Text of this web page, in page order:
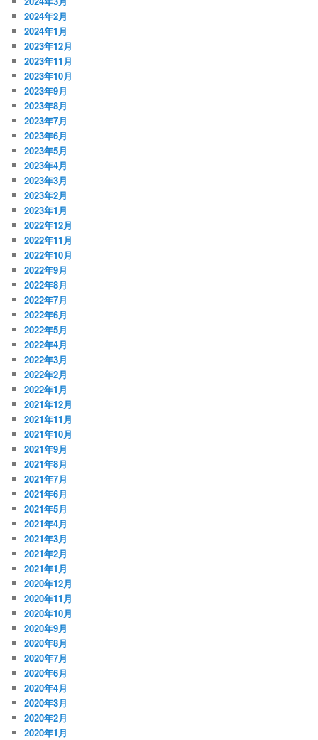
2024年2月
2024年1月
2023年12月
2023年11月
2023年10月
2023年9月
2023年8月
2023年7月
2023年6月
2023年5月
2023年4月
2023年3月
2023年2月
2023年1月
2022年12月
2022年11月
2022年10月
2022年9月
2022年8月
2022年7月
2022年6月
2022年5月
2022年4月
2022年3月
2022年2月
2022年1月
2021年12月
2021年11月
2021年10月
2021年9月
2021年8月
2021年7月
2021年6月
2021年5月
2021年4月
2021年3月
2021年2月
2021年1月
2020年12月
2020年11月
2020年10月
2020年9月
2020年8月
2020年7月
2020年6月
2020年4月
2020年3月
2020年2月
2020年1月